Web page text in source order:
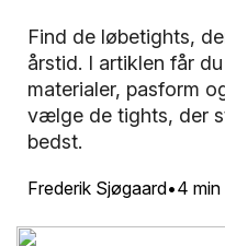
4 min
Find de løbetights,
årstid. I artiklen får
materialer, pasform
vælge de tights, der
bedst.
Frederik Sjøgaard